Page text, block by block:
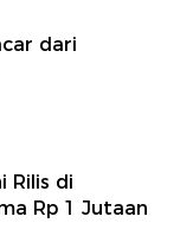
dari
Rilis di
Rp 1 Jutaan